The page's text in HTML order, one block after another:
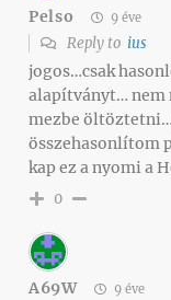
Pelso 9 éve
Reply to ius
jogos…csak
alapítványt… nem
mezbe
összehasonlítom
kap ez a nyomi a
0
A69W 9 éve